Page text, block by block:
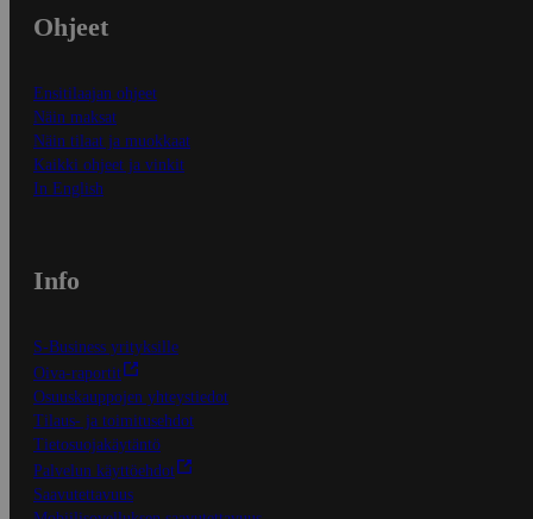
Ohjeet
Ensitilaajan ohjeet
Näin maksat
Näin tilaat ja muokkaat
Kaikki ohjeet ja vinkit
In English
Info
S-Business yrityksille
Oiva-raportit
Osuuskauppojen yhteystiedot
Tilaus- ja toimitusehdot
Tietosuojakäytäntö
Palvelun käyttöehdot
Saavutettavuus